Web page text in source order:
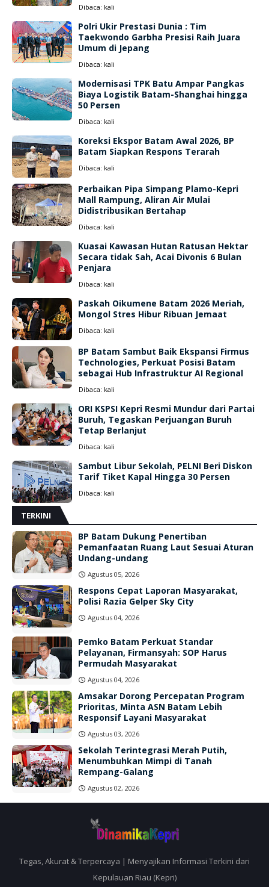
Dibaca: kali
Polri Ukir Prestasi Dunia : Tim
Taekwondo Garbha Presisi Raih Juara
Umum di Jepang
Dibaca: kali
Modernisasi TPK Batu Ampar Pangkas
Biaya Logistik Batam-Shanghai hingga
50 Persen
Dibaca: kali
Koreksi Ekspor Batam Awal 2026, BP
Batam Siapkan Respons Terarah
Dibaca: kali
Perbaikan Pipa Simpang Plamo-Kepri
Mall Rampung, Aliran Air Mulai
Didistribusikan Bertahap
Dibaca: kali
Kuasai Kawasan Hutan Ratusan Hektar
Secara tidak Sah, Acai Divonis 6 Bulan
Penjara
Dibaca: kali
Paskah Oikumene Batam 2026 Meriah,
Mongol Stres Hibur Ribuan Jemaat
Dibaca: kali
BP Batam Sambut Baik Ekspansi Firmus
Technologies, Perkuat Posisi Batam
sebagai Hub Infrastruktur AI Regional
Dibaca: kali
ORI KSPSI Kepri Resmi Mundur dari Partai
Buruh, Tegaskan Perjuangan Buruh
Tetap Berlanjut
Dibaca: kali
Sambut Libur Sekolah, PELNI Beri Diskon
Tarif Tiket Kapal Hingga 30 Persen
Dibaca: kali
TERKINI
BP Batam Dukung Penertiban
Pemanfaatan Ruang Laut Sesuai Aturan
Undang-undang
Agustus 05, 2026
Respons Cepat Laporan Masyarakat,
Polisi Razia Gelper Sky City
Agustus 04, 2026
Pemko Batam Perkuat Standar
Pelayanan, Firmansyah: SOP Harus
Permudah Masyarakat
Agustus 04, 2026
Amsakar Dorong Percepatan Program
Prioritas, Minta ASN Batam Lebih
Responsif Layani Masyarakat
Agustus 03, 2026
Sekolah Terintegrasi Merah Putih,
Menumbuhkan Mimpi di Tanah
Rempang-Galang
Agustus 02, 2026
Tegas, Akurat & Terpercaya | Menyajikan Informasi Terkini dari
Kepulauan Riau (Kepri)